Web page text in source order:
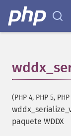
(PHP 4, PHP 5, PHP
paquete WDDX